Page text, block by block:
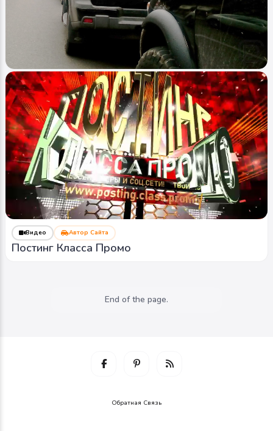
Фото Автор Сайта
проверка авто
PRESIDENT 0 0 0
Видео Автор Сайта
Постинг Класса Промо
End of the page.
Обратная Связь